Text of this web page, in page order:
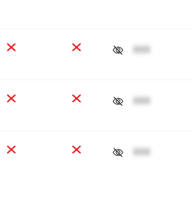
xxx
xxx
xxx